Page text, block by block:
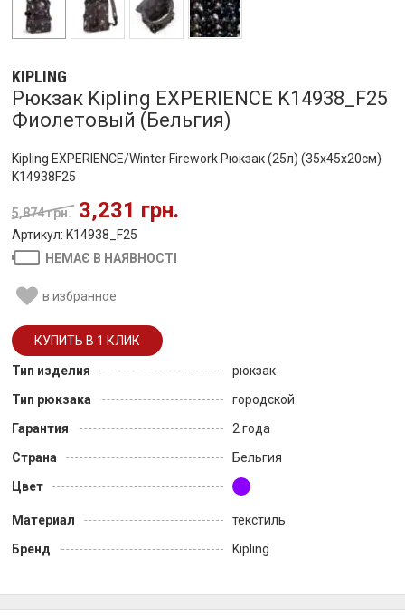
KIPLING
Рюкзак Kipling EXPERIENCE K14938_F25
Фиолетовый (Бельгия)
Kipling EXPERIENCE/Winter Firework Рюкзак (25л) (35x45x20см)
K14938F25
5,874 грн. 3,231 грн.
Артикул: K14938_F25
НЕМАЄ В НАЯВНОСТІ
в избранное
Тип изделия
рюкзак
Тип рюкзака
городской
Гарантия
2 года
Страна
Бельгия
Цвет
Материал
текстиль
Бренд
Kipling